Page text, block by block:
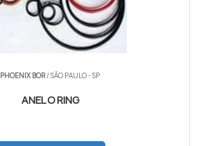
PHOENIX BOR/ SÃO PAULO - SP
ANEL O RING